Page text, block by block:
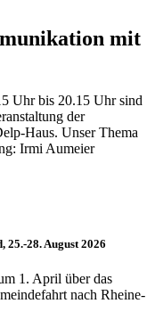
mit
Uhr bis 20.15 Uhr sind
der
Haus. Unser Thema
Irmi Aumeier
28. August 2026
1. April über das
nach Rheine-